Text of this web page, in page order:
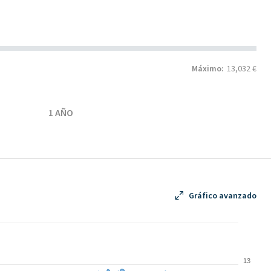
Máximo: 13,032 €
1 AÑO
Gráfico avanzado
13